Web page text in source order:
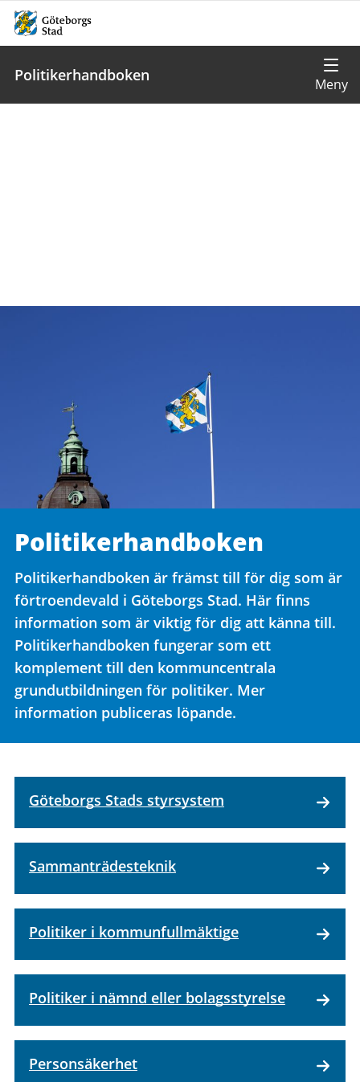
Politikerhandboken
Politikerhandboken
Politikerhandboken är främst till för dig som är
förtroendevald i Göteborgs Stad. Här finns
information som är viktig för dig att känna till.
Politikerhandboken fungerar som ett
komplement till den kommuncentrala
grundutbildningen för politiker. Mer
information publiceras löpande.
Göteborgs Stads styrsystem
Sammanträdesteknik
Politiker i kommun­fullmäktige
Politiker i nämnd eller bolagsstyrelse
Personsäkerhet